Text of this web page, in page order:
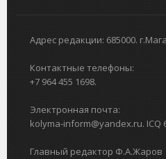
Адрес редакции: 685000.
Контактные телефоны:
+7 964 455 1698.
Электронная почта:
kolyma-inform@yandex.ru. ICQ
Главный редактор Ф.А.Жаров